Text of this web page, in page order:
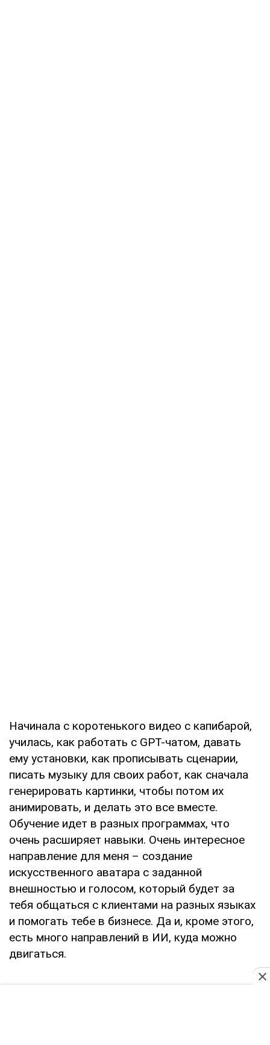
Начинала с коротенького видео с капибарой,
училась, как работать с GPT-чатом, давать
ему установки, как прописывать сценарии,
писать музыку для своих работ, как сначала
генерировать картинки, чтобы потом их
анимировать, и делать это все вместе.
Обучение идет в разных программах, что
очень расширяет навыки. Очень интересное
направление для меня – создание
искусственного аватара с заданной
внешностью и голосом, который будет за
тебя общаться с клиентами на разных языках
и помогать тебе в бизнесе. Да и, кроме этого,
есть много направлений в ИИ, куда можно
двигаться.